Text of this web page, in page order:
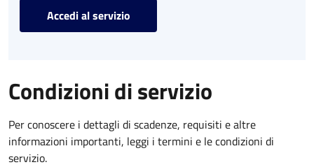
Accedi al servizio
Condizioni di servizio
Per conoscere i dettagli di scadenze, requisiti e altre
informazioni importanti, leggi i termini e le condizioni di
servizio.